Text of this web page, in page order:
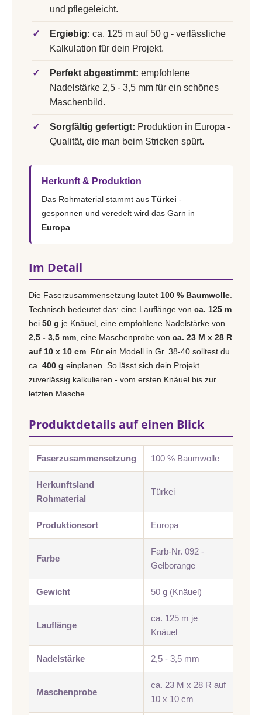
und pflegeleicht.
✓ Ergiebig: ca. 125 m auf 50 g - verlässliche
Kalkulation für dein Projekt.
✓ Perfekt abgestimmt: empfohlene
Nadelstärke 2,5 - 3,5 mm für ein schönes
Maschenbild.
✓ Sorgfältig gefertigt: Produktion in Europa -
Qualität, die man beim Stricken spürt.
Herkunft & Produktion
Das Rohmaterial stammt aus Türkei -
gesponnen und veredelt wird das Garn in
Europa
Im Detail
Die Faserzusammensetzung lautet 100 % Baumwolle
Technisch bedeutet das: eine Lauflänge von ca. 125 m
bei 50 g je Knäuel, eine empfohlene Nadelstärke von
2,5 - 3,5 mm , eine Maschenprobe von ca. 23 M x 28 R
auf 10 x 10 cm . Für ein Modell in Gr. 38-40 solltest du
ca. 400 g einplanen. So lässt sich dein Projekt
zuverlässig kalkulieren - vom ersten Knäuel bis zur
letzten Masche.
Produktdetails auf einen Blick
Faserzusammensetzung 100 % Baumwolle
Herkunftsland
Rohmaterial
Türkei
Produktionsort Europa
Farbe
Farb-Nr. 092 -
Gelborange
Gewicht 50 g (Knäuel)
Lauflänge
ca. 125 m je
Knäuel
Nadelstärke 2,5 - 3,5 mm
Maschenprobe
ca. 23 M x 28 R auf
10 x 10 cm